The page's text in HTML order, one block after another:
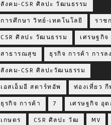
สังคม-CSR ศิลปะ วัฒนธรรม
การศึกษา วิทย์-เทคโนโลยี ราช
CSR ศิลปะ วัฒนธรรม เศรษฐกิจ
สาธารณสุข ธุรกิจ การค้า การล
สังคม-CSR ศิลปะวัฒนธรรม
เอสเอ็มอี สตาร์ทอัพ ท่องเที่ยว กี
ธุรกิจ การค้า 7 เศรษฐกิจ อุ
เกษตร CSR ศิลปะ วัฒ MV